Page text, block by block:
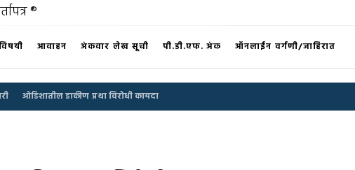
वार्तापत्र ®
आवाहन अंकवार लेख सूची पी.डी.एफ. अंक ऑनलाईन वर्गणी/जाहिरात
ओडिशातील डाकीण प्रथा विरोधी कायदा